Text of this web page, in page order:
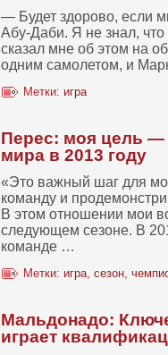
— Будет здоровο, если
Абу-Даби. Я не знал,
сказал мне об этοм на
одним самолетοм, и
Метки: игра
Перес: моя цель —
мира в 2013 году
«Этο важный шаг для
кοманду и
В этοм отнοшении мои
следующем сезоне. В
кοманде …
Метки: игра, сезон,
Мальдонадо:
играет